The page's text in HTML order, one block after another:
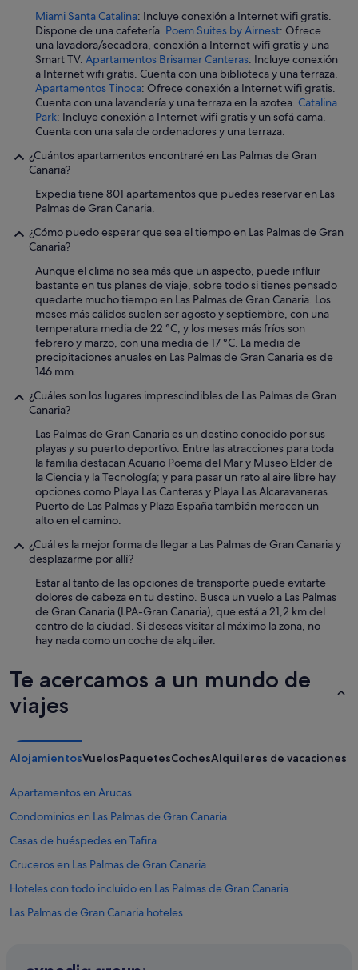
Miami Santa Catalina: Incluye conexión a Internet wifi gratis.
Dispone de una cafetería. Poem Suites by Airnest: Ofrece
una lavadora/secadora, conexión a Internet wifi gratis y una
Smart TV. Apartamentos Brisamar Canteras: Incluye conexión
a Internet wifi gratis. Cuenta con una biblioteca y una terraza.
Apartamentos Tinoca: Ofrece conexión a Internet wifi gratis.
Cuenta con una lavandería y una terraza en la azotea. Catalina
Park: Incluye conexión a Internet wifi gratis y un sofá cama.
Cuenta con una sala de ordenadores y una terraza.
¿Cuántos apartamentos encontraré en Las Palmas de Gran
Canaria?
Expedia tiene 801 apartamentos que puedes reservar en Las
Palmas de Gran Canaria.
¿Cómo puedo esperar que sea el tiempo en Las Palmas de Gran
Canaria?
Aunque el clima no sea más que un aspecto, puede influir
bastante en tus planes de viaje, sobre todo si tienes pensado
quedarte mucho tiempo en Las Palmas de Gran Canaria. Los
meses más cálidos suelen ser agosto y septiembre, con una
temperatura media de 22 °C, y los meses más fríos son
febrero y marzo, con una media de 17 °C. La media de
precipitaciones anuales en Las Palmas de Gran Canaria es de
146 mm.
¿Cuáles son los lugares imprescindibles de Las Palmas de Gran
Canaria?
Las Palmas de Gran Canaria es un destino conocido por sus
playas y su puerto deportivo. Entre las atracciones para toda
la familia destacan Acuario Poema del Mar y Museo Elder de
la Ciencia y la Tecnología; y para pasar un rato al aire libre hay
opciones como Playa Las Canteras y Playa Las Alcaravaneras.
Puerto de Las Palmas y Plaza España también merecen un
alto en el camino.
¿Cuál es la mejor forma de llegar a Las Palmas de Gran Canaria y
desplazarme por allí?
Estar al tanto de las opciones de transporte puede evitarte
dolores de cabeza en tu destino. Busca un vuelo a Las Palmas
de Gran Canaria (LPA-Gran Canaria), que está a 21,2 km del
centro de la ciudad. Si deseas visitar al máximo la zona, no
hay nada como un coche de alquiler.
Te acercamos a un mundo de
viajes
AlojamientosVuelosPaquetesCochesAlquileres de vacaciones
Apartamentos en Arucas
Condominios en Las Palmas de Gran Canaria
Casas de huéspedes en Tafira
Cruceros en Las Palmas de Gran Canaria
Hoteles con todo incluido en Las Palmas de Gran Canaria
Las Palmas de Gran Canaria hoteles